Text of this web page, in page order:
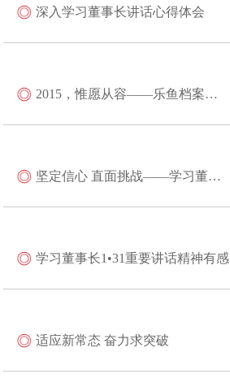
深入学习董事长讲话心得体会
2015，惟愿从容——乐鱼档案人的坚守与开拓
坚定信心 直面挑战——学习董事长讲话读后感
学习董事长1•31重要讲话精神有感
适应新常态 奋力求突破